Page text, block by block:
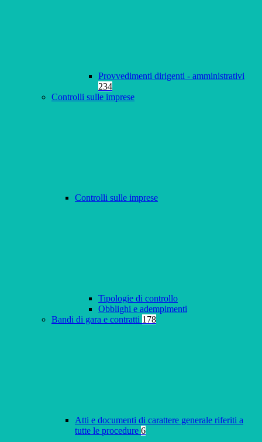
Provvedimenti dirigenti - amministrativi
234
Controlli sulle imprese
Controlli sulle imprese
Tipologie di controllo
Obblighi e adempimenti
Bandi di gara e contratti 178
Atti e documenti di carattere generale riferiti a
tutte le procedure 6